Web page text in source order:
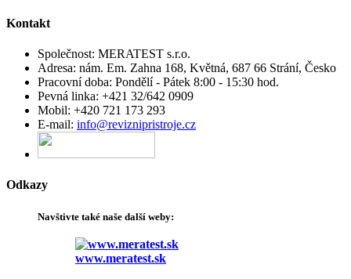
Kontakt
Společnost: MERATEST s.r.o.
Adresa: nám. Em. Zahna 168, Květná, 687 66 Strání, Česko
Pracovní doba: Pondělí - Pátek 8:00 - 15:30 hod.
Pevná linka: +421 32/642 0909
Mobil: +420 721 173 293
E-mail: info@reviznipristroje.cz
Odkazy
Navštivte také naše další weby:
www.meratest.sk